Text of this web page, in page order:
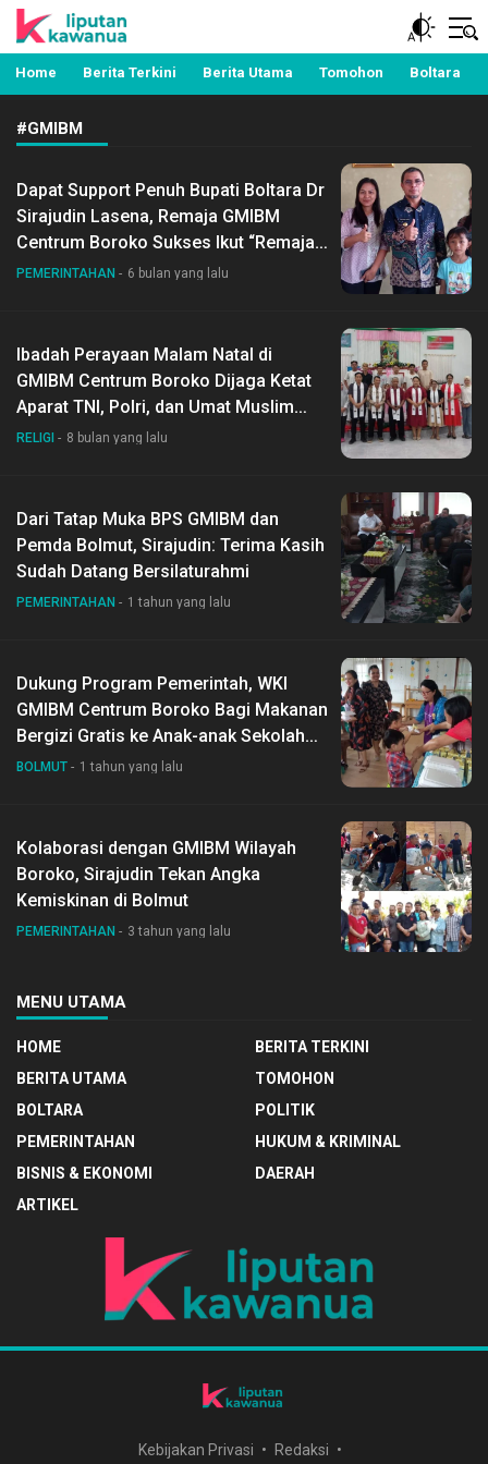
Liputan Kawanua
Berita Manado, Sulawesi Utara, Kawanua, Politik,
Pemerintahan, Hukum Kriminal dan Nasional
Home Berita Terkini Berita Utama Tomohon Boltara
#GMIBM
Dapat Support Penuh Bupati Boltara Dr
Sirajudin Lasena, Remaja GMIBM
Centrum Boroko Sukses Ikut “Remaja
GMIBM Bermazmur” se-Sinode di
PEMERINTAHAN 6 bulan yang lalu
Ibadah Perayaan Malam Natal di
GMIBM Centrum Boroko Dijaga Ketat
Aparat TNI, Polri, dan Umat Muslim
Dari Karang Taruna Samudera Desa
RELIGI 8 bulan yang lalu
Dari Tatap Muka BPS GMIBM dan
Pemda Bolmut, Sirajudin: Terima Kasih
Sudah Datang Bersilaturahmi
PEMERINTAHAN 1 tahun yang lalu
Dukung Program Pemerintah, WKI
GMIBM Centrum Boroko Bagi Makanan
Bergizi Gratis ke Anak-anak Sekolah
Minggu
BOLMUT 1 tahun yang lalu
Kolaborasi dengan GMIBM Wilayah
Boroko, Sirajudin Tekan Angka
Kemiskinan di Bolmut
PEMERINTAHAN 3 tahun yang lalu
MENU UTAMA
HOME
BERITA TERKINI
BERITA UTAMA
TOMOHON
BOLTARA
POLITIK
PEMERINTAHAN
HUKUM & KRIMINAL
BISNIS & EKONOMI
DAERAH
ARTIKEL
Kebijakan Privasi Redaksi